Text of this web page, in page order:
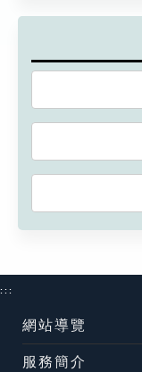
:::
網站導覽
服務簡介